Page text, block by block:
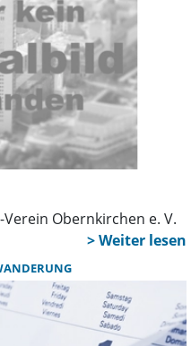
Obernkirchen e. V.